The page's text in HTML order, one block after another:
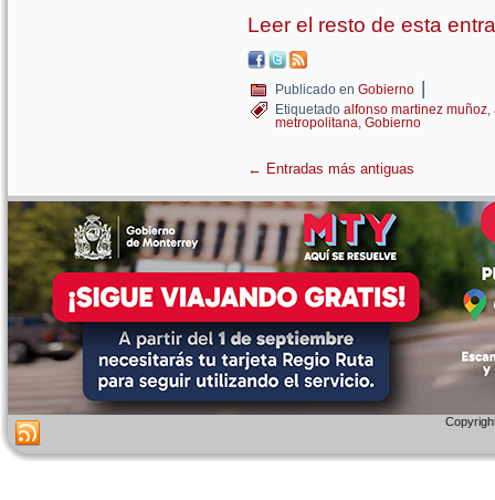
Leer el resto de esta
Publicado en Gobierno |
Etiquetado alfonso martinez muñoz,
metropolitana, Gobierno
← Entradas más antiguas